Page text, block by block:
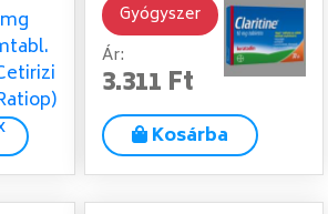
Gyógyszer
Ár:
3.311 Ft
Kosárba